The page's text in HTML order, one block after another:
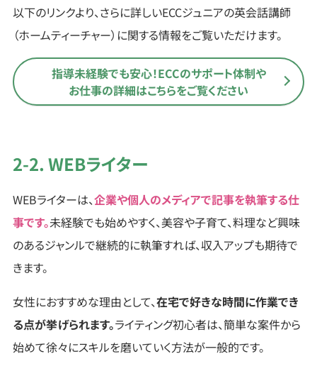
以下のリンクより、さらに詳しいECCジュニアの英会話講師
（ホームティーチャー）に関する情報をご覧いただけます。
指導未経験でも安心！ECCのサポート体制や
お仕事の詳細はこちらをご覧ください
2-2. WEBライター
WEBライターは、企業や個人のメディアで記事を執筆する仕
事です。未経験でも始めやすく、美容や子育て、料理など興味
のあるジャンルで継続的に執筆すれば、収入アップも期待で
きます。
女性におすすめな理由として、在宅で好きな時間に作業でき
る点が挙げられます。ライティング初心者は、簡単な案件から
始めて徐々にスキルを磨いていく方法が一般的です。